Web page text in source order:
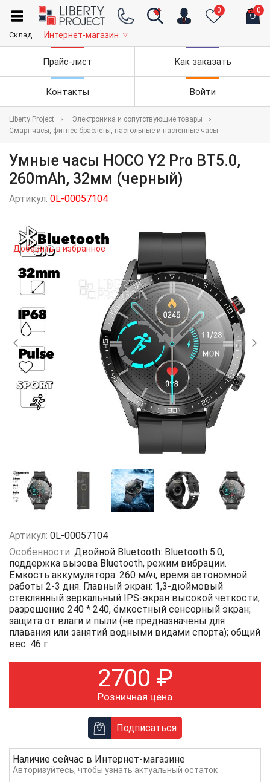
0 0
Склад Интернет-магазин ▽
Прайс-лист Как заказать
Контакты Войти
Liberty Project
Электроника и сопутствующие товары
Смарт-часы, фитнес-браслеты, настольные и настенные часы
Умные часы HOCO Y2 Pro BT5.0,
260mAh, 32мм (черный)
Артикул: 0L-00057104
Добавить в избранное
Артикул: 0L-00057104
Особенности: Двойной Bluetooth: Bluetooth 5.0,
поддержка вызова Bluetooth, режим вибрации.
Ёмкость аккумулятора: 260 мАч, время автономной
работы 2-3 дня. Главный экран: 1,3-дюймовый
стеклянный зеркальный IPS-экран высокой четкости,
разрешение 240 * 240, ёмкостный сенсорный экран;
защита от влаги и пыли (не предназначены для
плавания или занятий водными видами спорта); общий
вес: 46 г
2700 ₽
Розничная цена
Подписаться
Наличие сейчас в Интернет-магазине
Авторизуйтесь, чтобы узнать актуальный остаток